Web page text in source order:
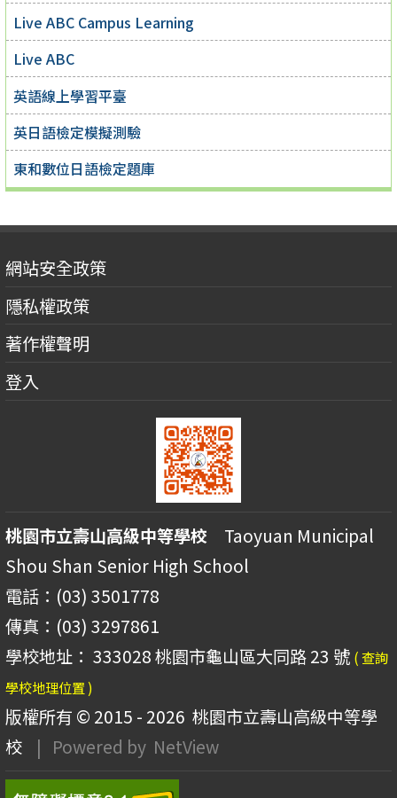
Live ABC Campus Learning
Live ABC
英語線上學習平臺
英日語檢定模擬測驗
東和數位日語檢定題庫
網站安全政策
隱私權政策
著作權聲明
登入
桃園市立壽山高級中等學校 Taoyuan Municipal
Shou Shan Senior High School
電話：(03) 3501778
傳真：(03) 3297861
學校地址： 333028 桃園市龜山區大同路 23 號 ( 查詢
學校地理位置 )
版權所有 © 2015 - 2026 桃園市立壽山高級中等學
校
| Powered by NetView